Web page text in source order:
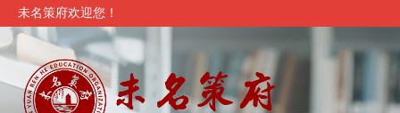
未名策府欢迎您！